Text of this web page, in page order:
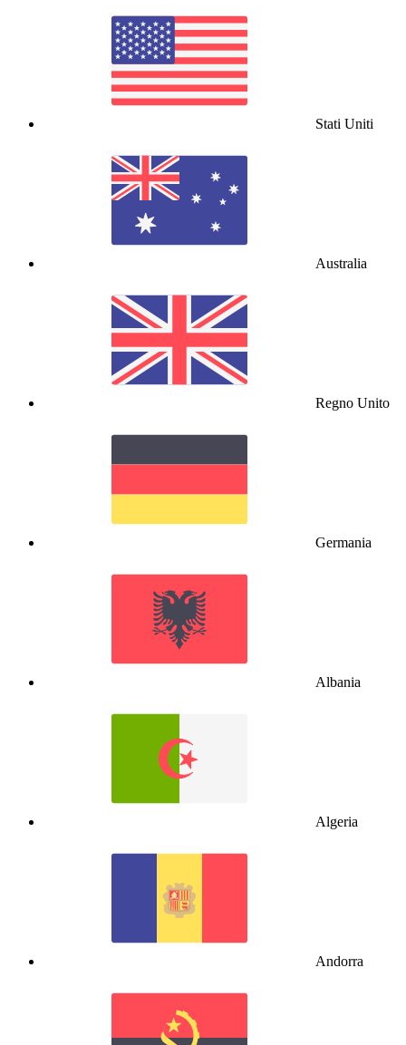
Stati Uniti
Australia
Regno Unito
Germania
Albania
Algeria
Andorra